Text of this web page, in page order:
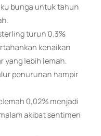
bunga untuk tahun
turun 0,3%
kenaikan
yang lebih lemah.
penurunan hampir
0,02% menjadi
akibat sentimen